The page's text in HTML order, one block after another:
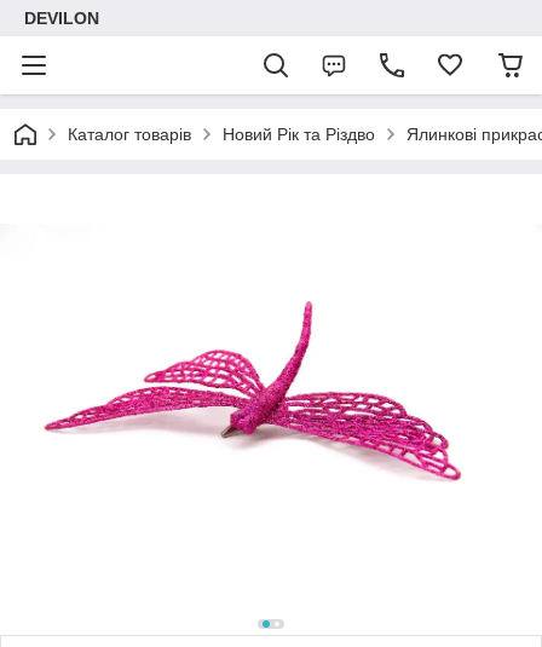
DEVILON
Каталог товарів Новий Рік та Різдво Ялинкові